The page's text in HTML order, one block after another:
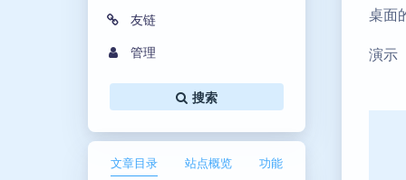
友链
管理
搜索
文章目录 站点概览 功能
桌面
演示